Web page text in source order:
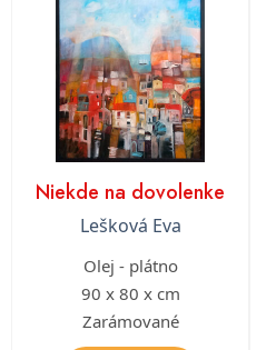
Niekde na dovolenke
Lešková Eva
Olej - plátno
90 x 80 x cm
Zarámované